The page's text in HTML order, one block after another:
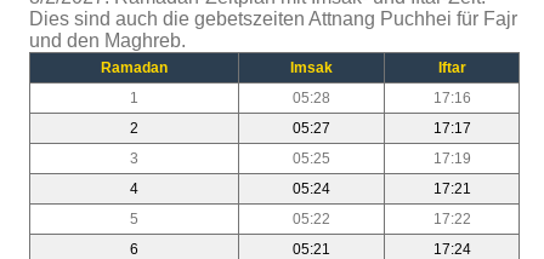
Dies sind auch die gebetszeiten Attnang Puchhei für Fajr
und den Maghreb.
Ramadan Imsak
Iftar
1
05:28
17:16
2
05:27
17:17
3
05:25
17:19
4
05:24
17:21
5
05:22
17:22
6
05:21
17:24